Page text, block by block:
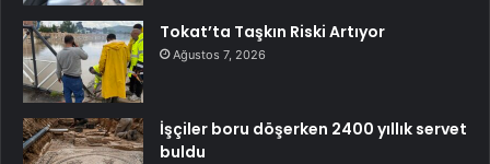
Tokat’ta Taşkın Riski Artıyor
Ağustos 7, 2026
İşçiler boru döşerken 2400 yıllık servet
buldu